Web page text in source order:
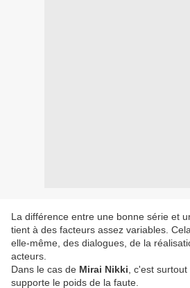
La différence entre une bonne série et
tient à des facteurs assez variables.
elle-même, des dialogues, de la
acteurs.
Dans le cas de Mirai Nikki , c'est
supporte le poids de la faute.